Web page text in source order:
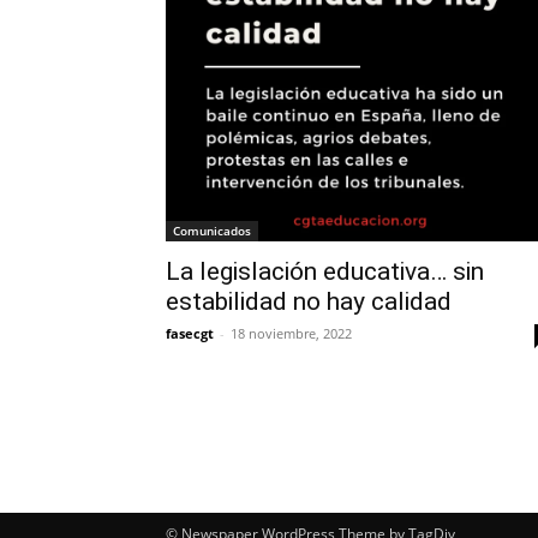
Comunicados
La legislación educativa… sin
estabilidad no hay calidad
fasecgt - 18 noviembre, 2022
© Newspaper WordPress Theme by TagDiv